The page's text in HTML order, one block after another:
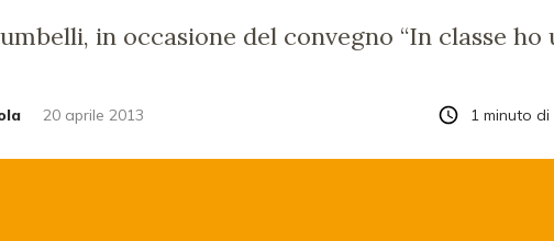
in occasione del convegno “In classe ho
20 aprile 2013 1 minuto